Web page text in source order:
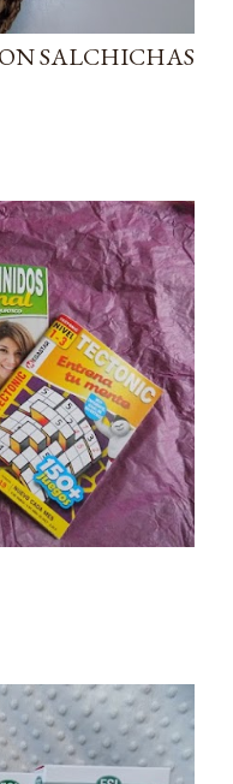
SALCHICHAS